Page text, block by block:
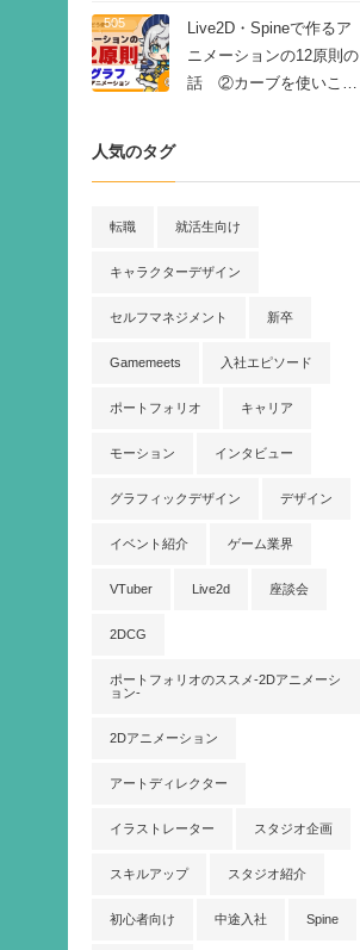
505
Live2D・Spineで作るア
ニメーションの12原則の
話 ②カーブを使いこな
人気のタグ
転職 就活生向け
キャラクターデザイン
セルフマネジメント 新卒
Gamemeets 入社エピソード
ポートフォリオ キャリア
モーション インタビュー
グラフィックデザイン デザイン
イベント紹介 ゲーム業界
VTuber Live2d 座談会
2DCG
ポートフォリオのススメ-2Dアニメーシ
ョン-
2Dアニメーション
アートディレクター
イラストレーター スタジオ企画
スキルアップ スタジオ紹介
初心者向け 中途入社 Spine